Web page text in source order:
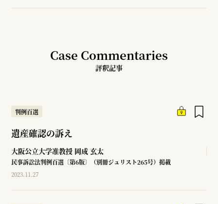
Case Commentaries
評釈記事
判例百選
遺産確認の訴え
大阪公立大学准教授 岡成 玄太
民事訴訟法判例百選〔第6版〕（別冊ジュリスト265号）掲載
2023.11.27